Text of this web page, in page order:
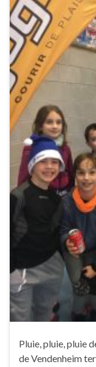
Pluie, pluie, pluie
de Vendenheim